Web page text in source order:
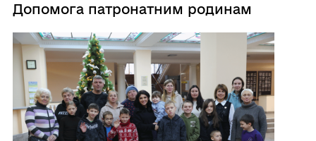
Допомога патронатним родинам